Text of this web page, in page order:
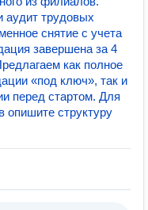
аудит трудовых
снятие с учета
завершена за 4
как полное
«под ключ», так и
перед стартом. Для
опишите структуру